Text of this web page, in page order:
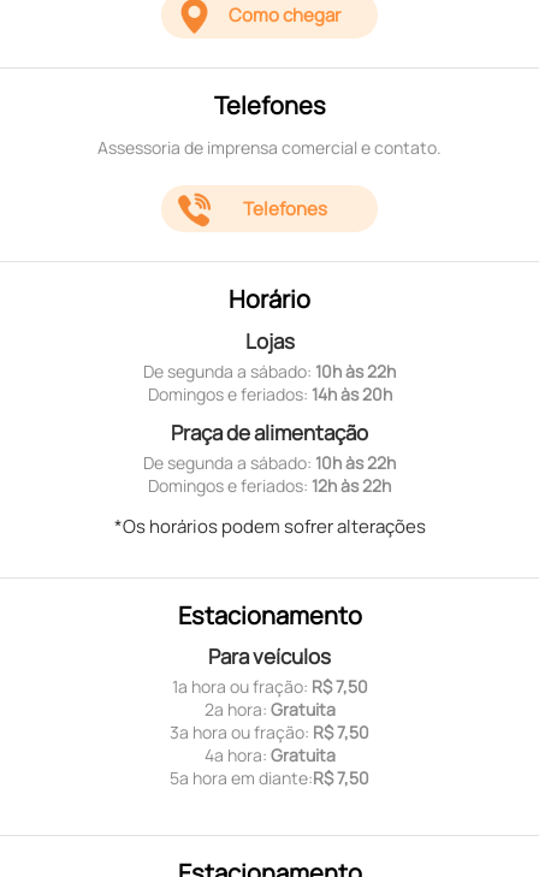
Como chegar
Telefones
Assessoria de imprensa comercial e contato.
Telefones
Horário
Lojas
De segunda a sábado: 10h às 22h
Domingos e feriados: 14h às 20h
Praça de alimentação
De segunda a sábado: 10h às 22h
Domingos e feriados: 12h às 22h
*Os horários podem sofrer alterações
Estacionamento
Para veículos
1ª hora ou fração: R$ 7,50
2ª hora: Gratuita
3ª hora ou fração: R$ 7,50
4ª hora: Gratuita
5ª hora em diante:R$ 7,50